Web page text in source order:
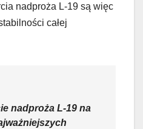
nadproża L-19 są więc
całej
nadproża L-19 na